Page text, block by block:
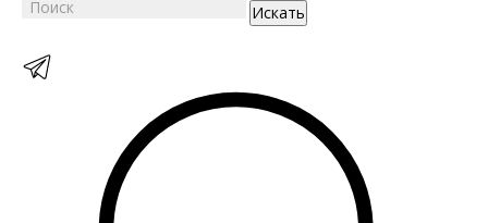
Искать